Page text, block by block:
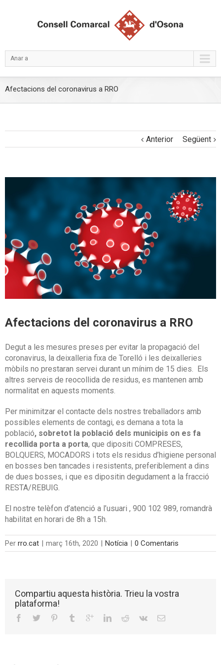
Anar a
Afectacions del coronavirus a RRO
Anterior Següent
Afectacions del coronavirus a RRO
Degut a les mesures preses per evitar la propagació del
coronavirus, la deixalleria fixa de Torelló i les deixalleries
mòbils no prestaran servei durant un mínim de 15 dies. Els
altres serveis de reocollida de residus, es mantenen amb
normalitat en aquests moments.
Per minimitzar el contacte dels nostres treballadors amb
possibles elements de contagi, es demana a tota la
població, sobretot la població dels municipis on es fa
recollida porta a porta, que dipositi COMPRESES,
BOLQUERS, MOCADORS i tots els residus d’higiene personal
en bosses ben tancades i resistents, preferiblement a dins
de dues bosses, i que es dipositin degudament a la fracció
RESTA/REBUIG.
El nostre telèfon d’atenció a l’usuari , 900 102 989, romandrà
habilitat en horari de 8h a 15h.
Per rro.cat | març 16th, 2020 | Notícia | 0 Comentaris
Compartiu aquesta història. Trieu la vostra
plataforma!